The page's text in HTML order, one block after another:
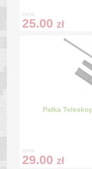
cena:
25.00 zł
Pałka
cena:
29.00 zł